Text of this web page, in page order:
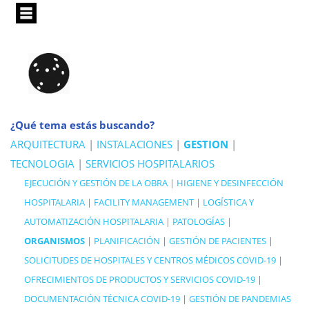
Pasar
principal
¿Qué tema estás buscando?
ARQUITECTURA | INSTALACIONES | GESTION |
TECNOLOGIA | SERVICIOS HOSPITALARIOS
EJECUCIÓN Y GESTIÓN DE LA OBRA | HIGIENE Y DESINFECCIÓN
HOSPITALARIA | FACILITY MANAGEMENT | LOGÍSTICA Y
AUTOMATIZACIÓN HOSPITALARIA | PATOLOGÍAS |
ORGANISMOS | PLANIFICACIÓN | GESTIÓN DE PACIENTES |
SOLICITUDES DE HOSPITALES Y CENTROS MÉDICOS COVID-19 |
OFRECIMIENTOS DE PRODUCTOS Y SERVICIOS COVID-19 |
DOCUMENTACIÓN TÉCNICA COVID-19 | GESTIÓN DE PANDEMIAS